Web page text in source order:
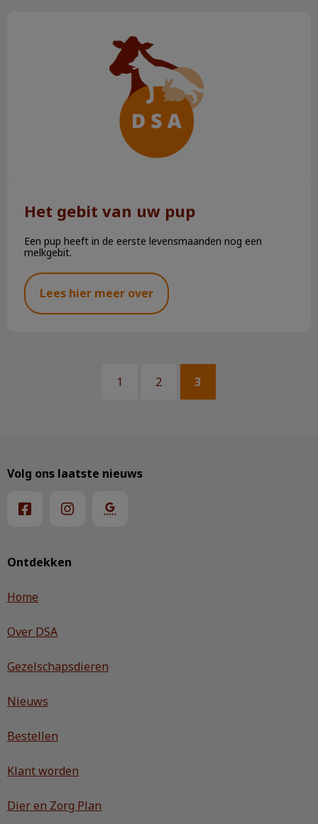
Het gebit van uw pup
Een pup heeft in de eerste levensmaanden nog een
melkgebit.
Lees hier meer over
1 2 3
Ontdekken
Home
Over DSA
Gezelschapsdieren
Nieuws
Bestellen
Klant worden
Dier en Zorg Plan
Volg ons laatste nieuws